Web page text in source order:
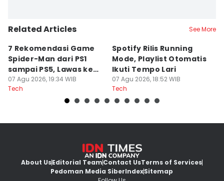
Related Articles See More
7 Rekomendasi Game
Spider-Man dari PS1
sampai PS5, Lawas ke
Modern
07 Agu 2026, 19:34 WIB
Tech
Spotify Rilis Running
Mode, Playlist Otomatis
Ikuti Tempo Lari
07 Agu 2026, 18:52 WIB
Tech
About UsEditorial TeamContact UsTerms of Services
Pedoman Media SiberIndexSitemap